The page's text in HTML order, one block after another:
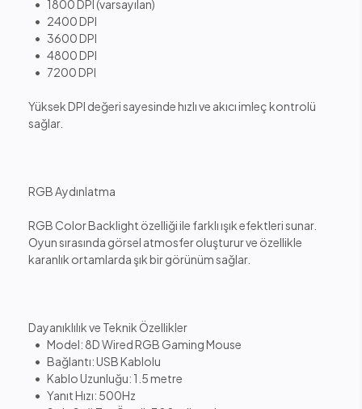
• 1800 DPI (varsayılan)
• 2400 DPI
• 3600 DPI
• 4800 DPI
• 7200 DPI
Yüksek DPI değeri sayesinde hızlı ve akıcı imleç kontrolü
sağlar.
RGB Aydınlatma
RGB Color Backlight özelliği ile farklı ışık efektleri sunar.
Oyun sırasında görsel atmosfer oluşturur ve özellikle
karanlık ortamlarda şık bir görünüm sağlar.
Dayanıklılık ve Teknik Özellikler
• Model: 8D Wired RGB Gaming Mouse
• Bağlantı: USB Kablolu
• Kablo Uzunluğu: 1.5 metre
• Yanıt Hızı: 500Hz